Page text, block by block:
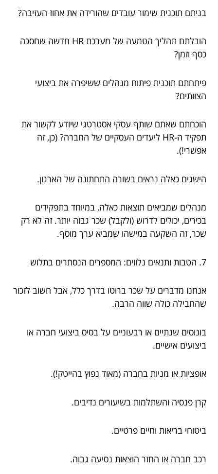
בניתם תוכנית שימור עובדים שהורידה את אחוז העזיבה?
הובלתם תהליך הטמעה של מערכת HR חדשה שחסכה
כסף וזמן?
פיתחתם תוכנית פיתוח מנהלים ששיפרה את ביצועי
הצוותים?
הוכחתם שאתם שותף עסקי אסטרטגי שיודע לקשור את
תפקיד ה-HR ליעדים העסקיים של החברה? (כן, זה
אפשרי!).
הישגים כאלה נראים בשורה התחתונה של הארגון.
מנהלים שמביאים תוצאות כאלה, במיוחד בתפקידים
בכירים, יכולים לדרוש (ולקבל) שכר גבוה יותר. זה לא רק
שכר, זה השקעה במישהו שמביא ערך מוסף.
7. הטבות ותנאים נלווים: המספרים הנסתרים בתלוש
אנחנו מדברים על שכר ברוטו בדרך כלל, אבל חשוב לזכור
שהחבילה כולה שווה הרבה.
בונוסים שנתיים או רבעוניים על בסיס ביצועי חברה או
ביצועים אישיים.
אופציות או מניות בחברה (מאוד נפוץ בהייטק!).
קרן פנסיה והשתלמות בשיעורים נדיבים.
ביטוחי בריאות וחיים פרטיים.
רכב חברה או החזר הוצאות נסיעה גבוה.